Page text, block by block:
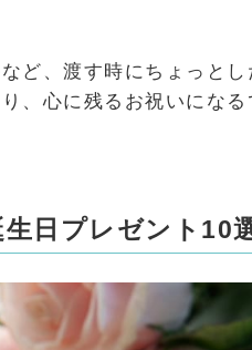
ど、渡す時にちょっと
、心に残るお祝いになる
日プレゼント10